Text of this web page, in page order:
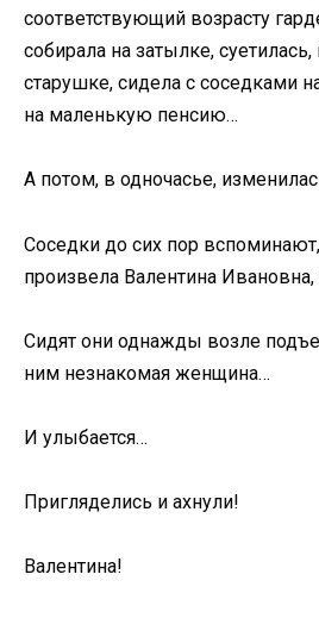
соответствующий возрасту
собирала на затылке, суетилась,
старушке, сидела с соседками
на маленькую пенсию…
А потом, в одночасье,
Соседки до сих пор
произвела Валентина
Сидят они однажды возле
ним незнакомая женщина…
И улыбается…
Пригляделись и ахнули!
Валентина!